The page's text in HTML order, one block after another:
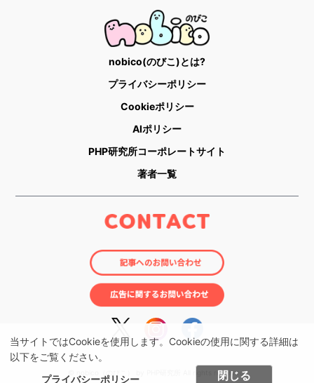
当サイトではCookieを使用します。Cookieの使用に関する詳細は
以下をご覧ください。
プライバシーポリシー
閉じる
nobico(のびこ)とは?
プライバシーポリシー
Cookieポリシー
AIポリシー
PHP研究所コーポレートサイト
著者一覧
© nobico（のびこ） by PHP研究所 All rights reserved.